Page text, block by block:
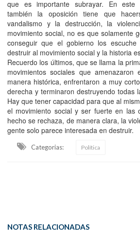
que es importante subrayar. En este
también la oposición tiene que
vandalismo y la destrucción, la
movimiento social, no es que solamente
conseguir que el gobierno los
destruir al movimiento social y la historia
Recuerdo los últimos, que se llama la
movimientos sociales que
manera histórica, enfrentaron a muy
derecha y terminaron destruyendo todas
Hay que tener capacidad para que al
el movimiento social y ser fuerte en las
hecho se rechaza, de manera clara, la
gente solo parece interesada en destruir.
Categorias: Política
NOTAS RELACIONADAS